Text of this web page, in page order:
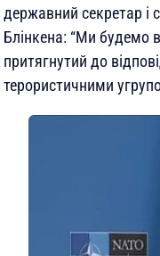
державний секретар і
Блінкена: “Ми будемо
притягнутий до
терористичними